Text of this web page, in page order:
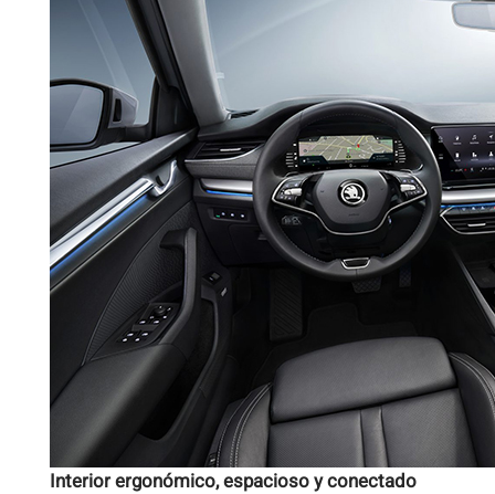
Interior ergonómico, espacioso y conectado